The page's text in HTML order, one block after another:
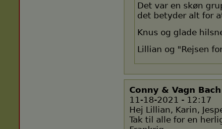
Det var en skøn
det betyder alt for
Knus og glade
Lillian og "Rejsen
Conny & Vagn Bach
11-18-2021 - 12:17
Hej Lillian, Karin,
Tak til alle for en